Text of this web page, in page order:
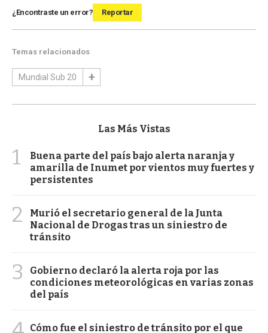
¿Encontraste un error? Reportar
Temas relacionados
Mundial Sub 20
Las Más Vistas
1
Buena parte del país bajo alerta naranja y
amarilla de Inumet por vientos muy fuertes y
persistentes
2
Murió el secretario general de la Junta
Nacional de Drogas tras un siniestro de
tránsito
3
Gobierno declaró la alerta roja por las
condiciones meteorológicas en varias zonas
del país
Cómo fue el siniestro de tránsito por el que